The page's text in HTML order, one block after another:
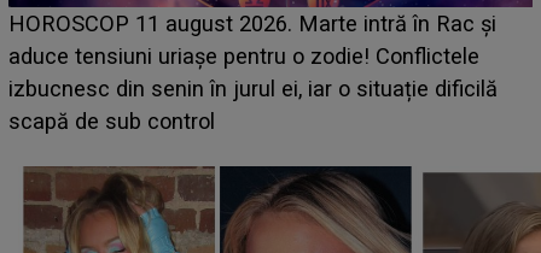
HOROSCOP 11 august 2026. Marte intră în Rac și
aduce tensiuni uriașe pentru o zodie! Conflictele
izbucnesc din senin în jurul ei, iar o situație dificilă
scapă de sub control